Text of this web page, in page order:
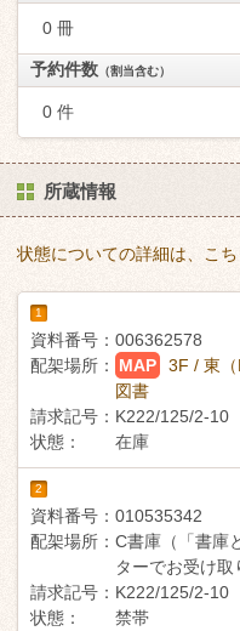
0 冊
予約件数 （割当含む）
0 件
所蔵情報
状態についての詳細は、こち
1
資料番号： 006362578
配架場所：
MAP
3F / 東
図書
請求記号： K222/125/2-10
状態：
在庫
2
資料番号： 010535342
配架場所： C書庫（「書庫
ターでお受け取
請求記号： K222/125/2-10
状態：
禁帯